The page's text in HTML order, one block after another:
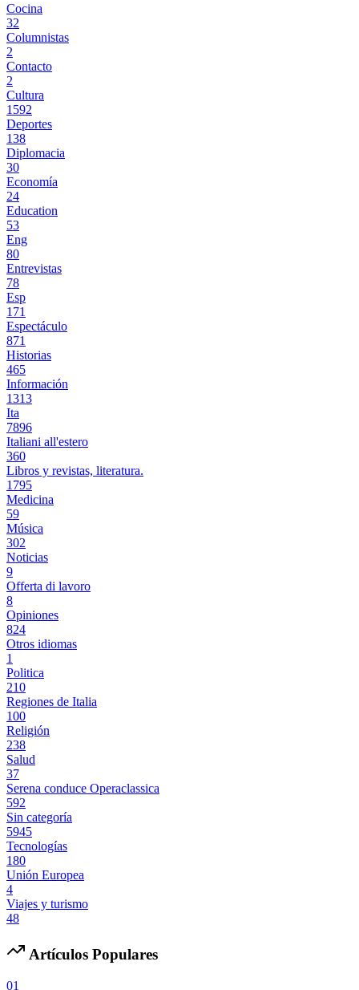
Cocina
32
Columnistas
2
Contacto
2
Cultura
1592
Deportes
138
Diplomacia
30
Economía
24
Education
53
Eng
80
Entrevistas
78
Esp
171
Espectáculo
871
Historias
465
Información
1313
Ita
7896
Italiani all'estero
360
Libros y revistas, literatura.
1795
Medicina
59
Música
302
Noticias
9
Offerta di lavoro
8
Opiniones
824
Otros idiomas
1
Politica
210
Regiones de Italia
100
Religión
238
Salud
37
Serena conduce Operaclassica
592
Sin categoría
5945
Tecnologías
180
Unión Europea
4
Viajes y turismo
48
Artículos Populares
01